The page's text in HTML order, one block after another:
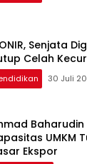
Senjata
Celah
30 Juli
UMKM
Ekspor